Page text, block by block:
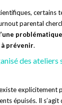
certains
parental
prévenir.
des ateliers
explicitement
épuisés. Il s’agit